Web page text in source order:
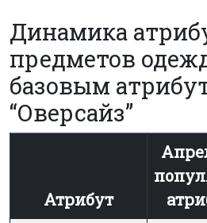
Динамика
предметов
базовым
“Оверсайз”
Атрибут